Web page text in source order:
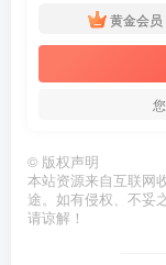
黄金会员
© 版权声明
本站资源来自互联网
途。如有侵权、不妥
请谅解！